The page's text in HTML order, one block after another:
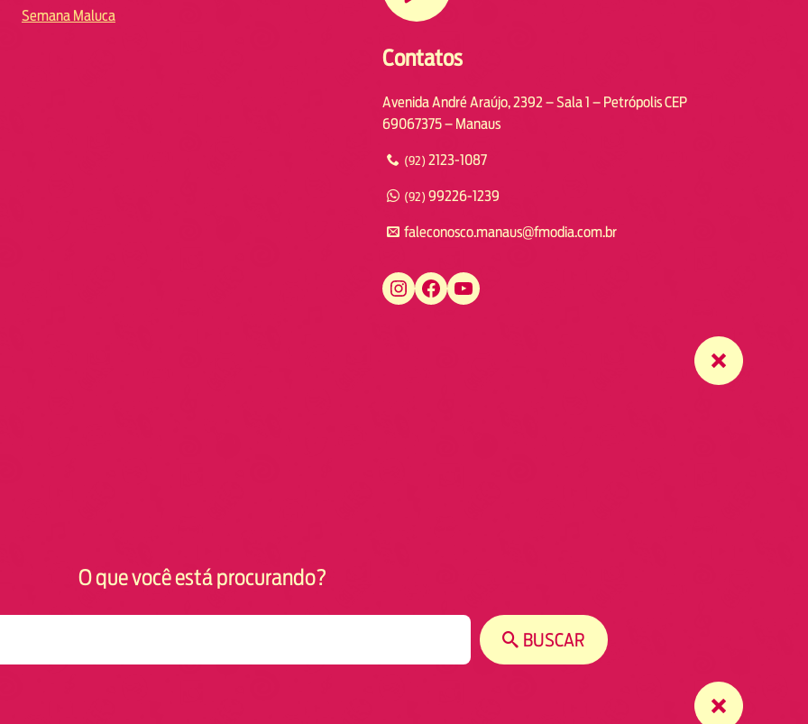
Semana Maluca
Contatos
Avenida André Araújo, 2392 – Sala 1 – Petrópolis CEP
69067375 – Manaus
(92) 2123-1087
(92) 99226-1239
faleconosco.manaus@fmodia.com.br
https://www.instagram.com/fmodiamanaus/ https://www.facebook.com/fmodiamanaus https://www.youtube.com/user/radiofmodia
O que você está procurando?
BUSCAR